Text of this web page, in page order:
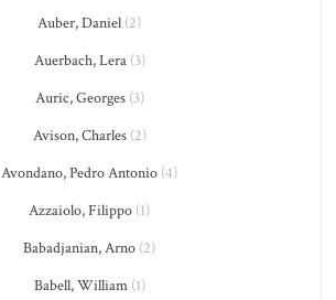
Auber, Daniel (2)
Auerbach, Lera(3)
Auric, Georges(3)
Avison, Charles(2)
Avondano, Pedro Antonio (4)
Azzaiolo, Filippo (1)
Babadjanian, Arno (2)
Babell, William(1)